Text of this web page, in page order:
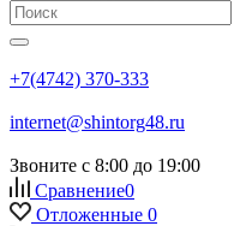
+7(4742) 370-333
internet@shintorg48.ru
Звоните с 8:00 до 19:00
Сравнение0
Отложенные 0